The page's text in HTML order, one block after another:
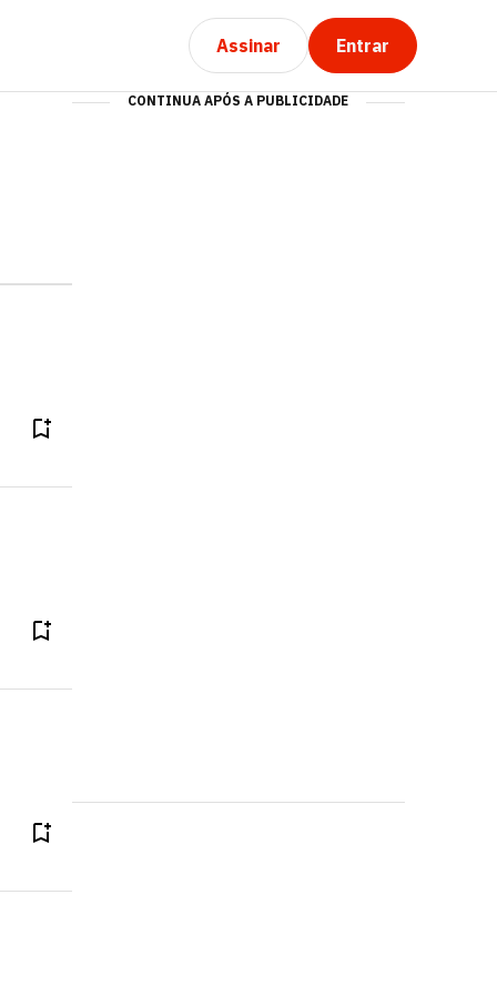
Assinar Entrar
CONTINUA APÓS A PUBLICIDADE